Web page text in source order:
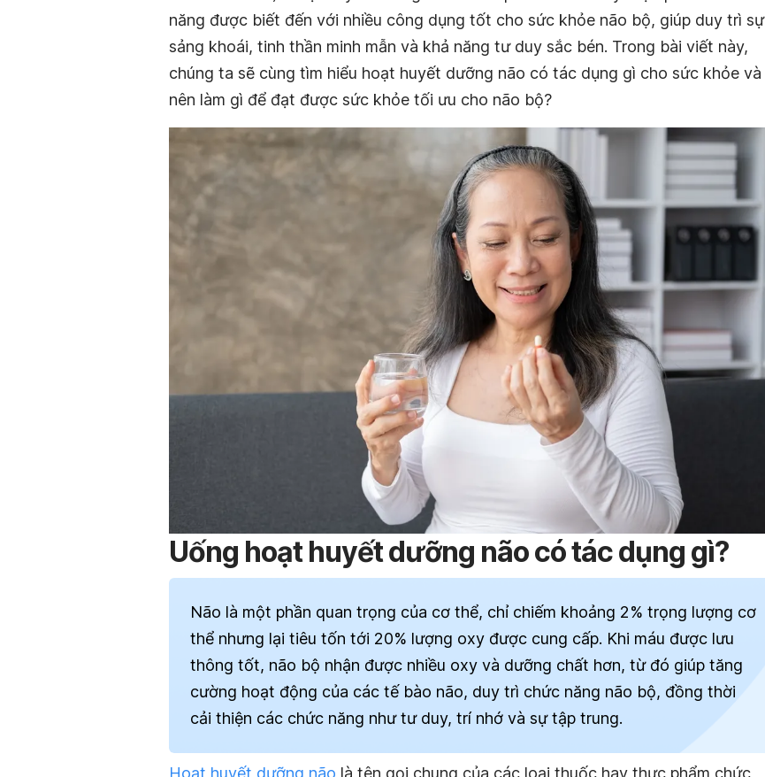
năng được biết đến với nhiều công dụng tốt cho sức khỏe não bộ, giúp duy trì sự
sảng khoái, tinh thần minh mẫn và khả năng tư duy sắc bén. Trong bài viết này,
chúng ta sẽ cùng tìm hiểu hoạt huyết dưỡng não có tác dụng gì cho sức khỏe và
nên làm gì để đạt được sức khỏe tối ưu cho não bộ?
Uống hoạt huyết dưỡng não có tác dụng gì?
Não là một phần quan trọng của cơ thể, chỉ chiếm khoảng 2% trọng lượng cơ
thể nhưng lại tiêu tốn tới 20% lượng oxy được cung cấp. Khi máu được lưu
thông tốt, não bộ nhận được nhiều oxy và dưỡng chất hơn, từ đó giúp tăng
cường hoạt động của các tế bào não, duy trì chức năng não bộ, đồng thời
cải thiện các chức năng như tư duy, trí nhớ và sự tập trung.
Hoạt huyết dưỡng não là tên gọi chung của các loại thuốc hay thực phẩm chức